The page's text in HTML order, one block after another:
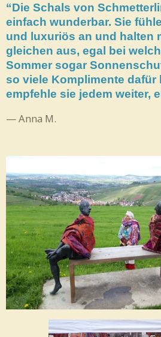
“Die Schals von
einfach wunderbar. Sie
und luxuriös an und halten
gleichen aus, egal bei
Sommer sogar
so viele Komplimente dafür
empfehle sie jedem weiter,
— Anna M.